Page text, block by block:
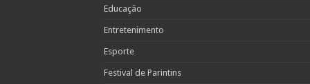
Educação
Entretenimento
Esporte
Festival de Parintins